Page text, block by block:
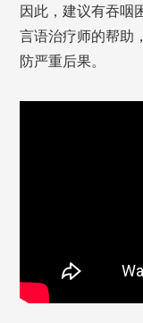
因此，建议有吞咽
言语治疗师的帮助
防严重后果。